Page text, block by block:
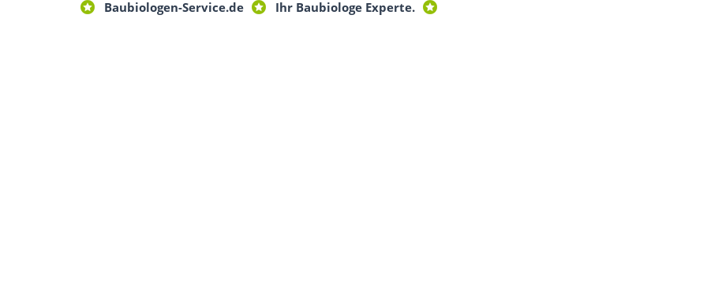
Baubiologen-Service.de Ihr Baubiologe Experte.